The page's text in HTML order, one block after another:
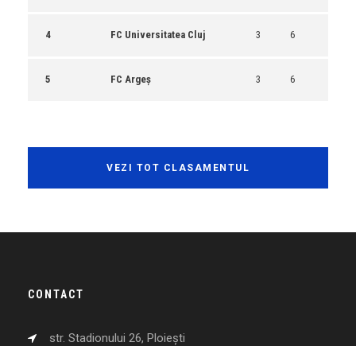
4 FC Universitatea Cluj 3 6
5 FC Argeș 3 6
VEZI TOT CLASAMENTUL
CONTACT
str. Stadionului 26, Ploiești